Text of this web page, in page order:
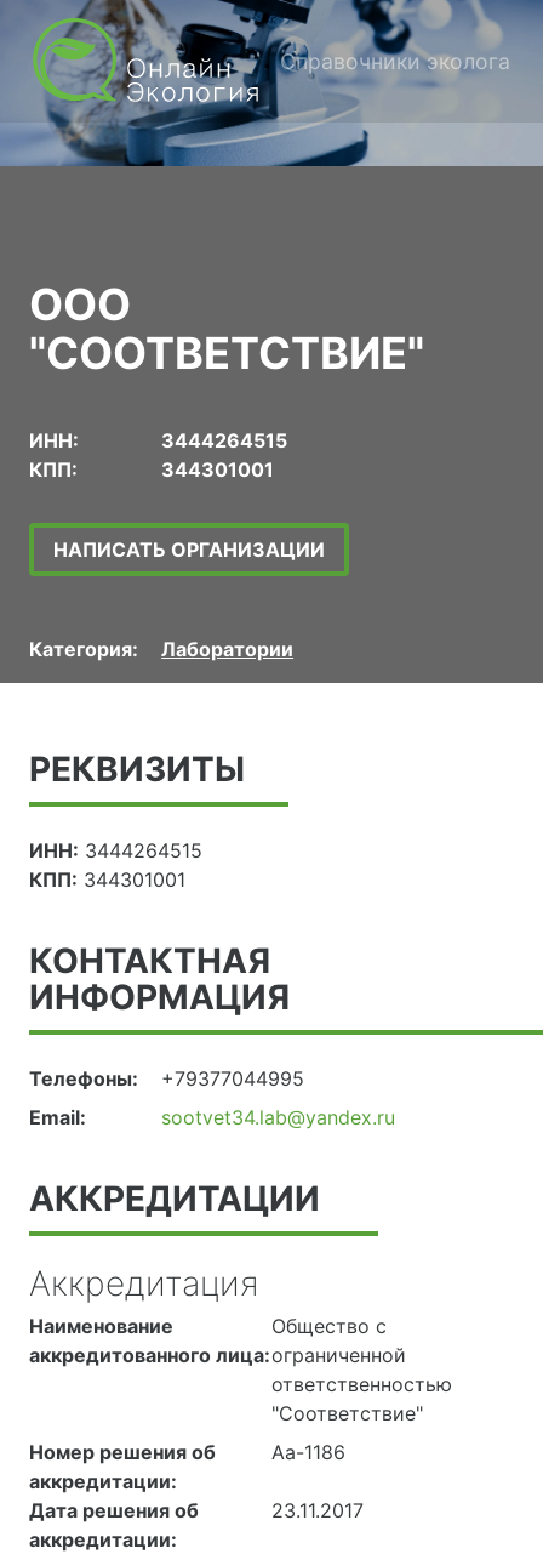
Справочники эколога
ООО
"СООТВЕТСТВИЕ"
ИНН:
3444264515
КПП:
344301001
НАПИСАТЬ ОРГАНИЗАЦИИ
Категория: Лаборатории
РЕКВИЗИТЫ
ИНН: 3444264515
КПП: 344301001
КОНТАКТНАЯ
ИНФОРМАЦИЯ
Телефоны:
+79377044995
Email:
sootvet34.lab@yandex.ru
АККРЕДИТАЦИИ
Аккредитация
Наименование
аккредитованного лица:
Общество с
ограниченной
ответственностью
"Соответствие"
Номер решения об
аккредитации:
Аа-1186
Дата решения об
аккредитации:
23.11.2017